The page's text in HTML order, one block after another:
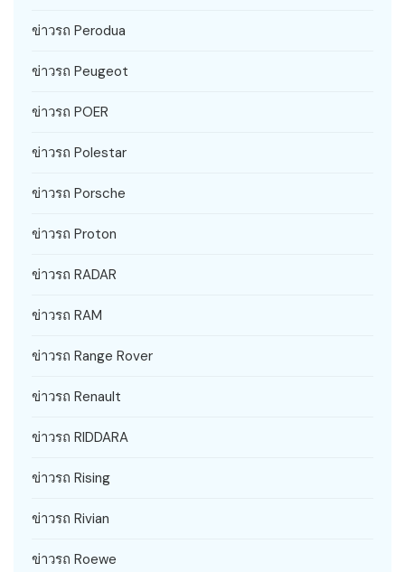
ข่าวรถ Perodua
ข่าวรถ Peugeot
ข่าวรถ POER
ข่าวรถ Polestar
ข่าวรถ Porsche
ข่าวรถ Proton
ข่าวรถ RADAR
ข่าวรถ RAM
ข่าวรถ Range Rover
ข่าวรถ Renault
ข่าวรถ RIDDARA
ข่าวรถ Rising
ข่าวรถ Rivian
ข่าวรถ Roewe